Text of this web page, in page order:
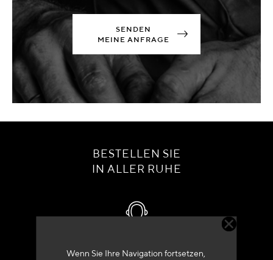
Wenn Sie Ihre Navigation fortsetzen,
SENDEN
MEINE ANFRAGE
BESTELLEN SIE
IN ALLER RUHE
Kundenservice